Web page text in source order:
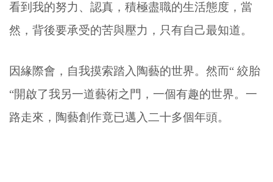
看到我的努力、認真，積極盡職的生活態度，當
然，背後要承受的苦與壓力，只有自己最知道。
因緣際會，自我摸索踏入陶藝的世界。然而“ 絞胎
“開啟了我另一道藝術之門，一個有趣的世界。一
路走來，陶藝創作竟已邁入二十多個年頭。